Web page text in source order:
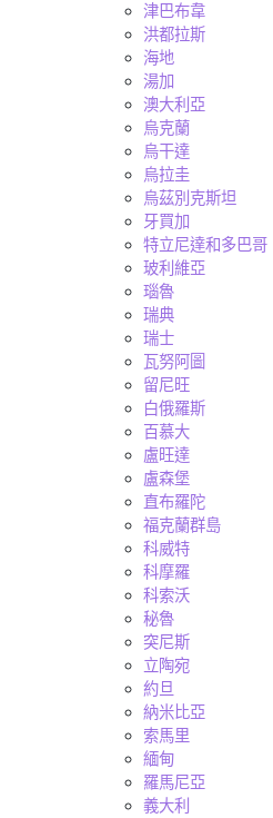
津巴布韋
洪都拉斯
海地
湯加
澳大利亞
烏克蘭
烏干達
烏拉圭
烏茲別克斯坦
牙買加
特立尼達和多巴哥
玻利維亞
瑙魯
瑞典
瑞士
瓦努阿圖
留尼旺
白俄羅斯
百慕大
盧旺達
盧森堡
直布羅陀
福克蘭群島
科威特
科摩羅
科索沃
秘魯
突尼斯
立陶宛
約旦
納米比亞
索馬里
緬甸
羅馬尼亞
義大利